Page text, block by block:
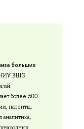
больших
НИУ ВШЭ
более 500
патенты,
аналитика,